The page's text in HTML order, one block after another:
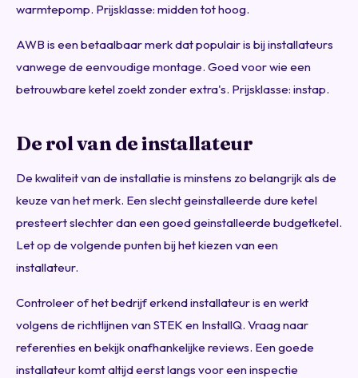
warmtepomp. Prijsklasse: midden tot hoog.
AWB is een betaalbaar merk dat populair is bij installateurs
vanwege de eenvoudige montage. Goed voor wie een
betrouwbare ketel zoekt zonder extra's. Prijsklasse: instap.
De rol van de installateur
De kwaliteit van de installatie is minstens zo belangrijk als de
keuze van het merk. Een slecht geinstalleerde dure ketel
presteert slechter dan een goed geinstalleerde budgetketel.
Let op de volgende punten bij het kiezen van een
installateur.
Controleer of het bedrijf erkend installateur is en werkt
volgens de richtlijnen van STEK en InstallQ. Vraag naar
referenties en bekijk onafhankelijke reviews. Een goede
installateur komt altijd eerst langs voor een inspectie